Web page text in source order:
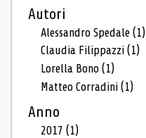
Autori
Alessandro Spedale(1)
Claudia Filippazzi(1)
Lorella Bono(1)
Matteo Corradini(1)
Anno
2017(1)